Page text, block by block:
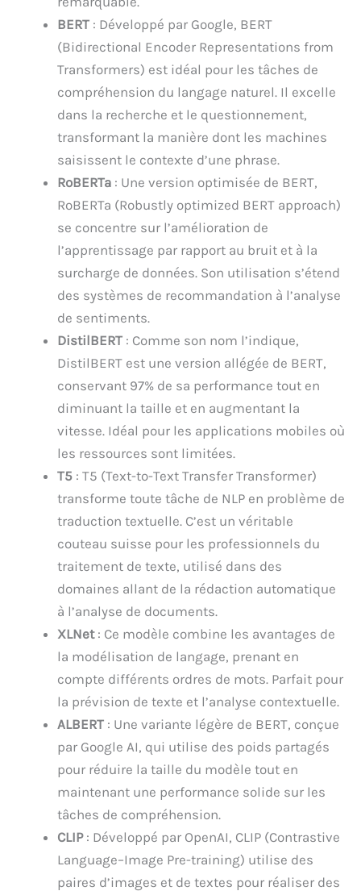
BERT : Développé par Google, BERT
(Bidirectional Encoder Representations from
Transformers) est idéal pour les tâches de
compréhension du langage naturel. Il excelle
dans la recherche et le questionnement,
transformant la manière dont les machines
saisissent le contexte d’une phrase.
RoBERTa : Une version optimisée de BERT,
RoBERTa (Robustly optimized BERT approach)
se concentre sur l’amélioration de
l’apprentissage par rapport au bruit et à la
surcharge de données. Son utilisation s’étend
des systèmes de recommandation à l’analyse
de sentiments.
DistilBERT : Comme son nom l’indique,
DistilBERT est une version allégée de BERT,
conservant 97% de sa performance tout en
diminuant la taille et en augmentant la
vitesse. Idéal pour les applications mobiles où
les ressources sont limitées.
T5 : T5 (Text-to-Text Transfer Transformer)
transforme toute tâche de NLP en problème de
traduction textuelle. C’est un véritable
couteau suisse pour les professionnels du
traitement de texte, utilisé dans des
domaines allant de la rédaction automatique
à l’analyse de documents.
XLNet: Ce modèle combine les avantages de
la modélisation de langage, prenant en
compte différents ordres de mots. Parfait pour
la prévision de texte et l’analyse contextuelle.
ALBERT : Une variante légère de BERT, conçue
par Google AI, qui utilise des poids partagés
pour réduire la taille du modèle tout en
maintenant une performance solide sur les
tâches de compréhension.
CLIP: Développé par OpenAI, CLIP (Contrastive
Language–Image Pre-training) utilise des
paires d’images et de textes pour réaliser des